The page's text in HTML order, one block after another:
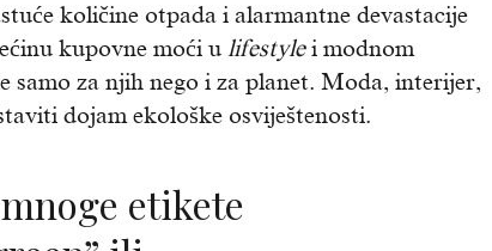
količine otpada i alarmantne devastacije
kupovne moći u lifestylei modnom
samo za njih nego i za planet. Moda, interijer,
dojam ekološke osviještenosti.